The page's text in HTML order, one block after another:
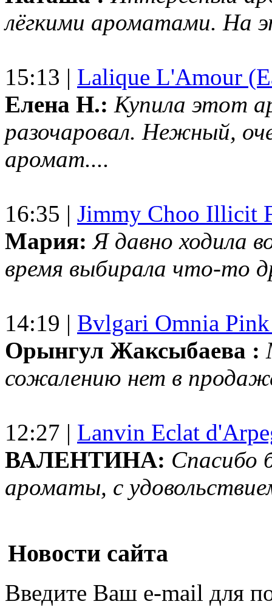
лёгкими ароматами. На
15:13 | Lalique L'Amour
Елена Н.: Купила этот
разочаровал. Нежный,
аромат....
16:35 | Jimmy Choo Illicit
Мария: Я давно ходила
время выбирала что-то
14:19 | Bvlgari Omnia
Орынгул Жаксыбаева :
сожалению нет в
12:27 | Lanvin Eclat
ВАЛЕНТИНА: Спасибо
ароматы, с
Новости сайта
Введите Ваш e-mail для